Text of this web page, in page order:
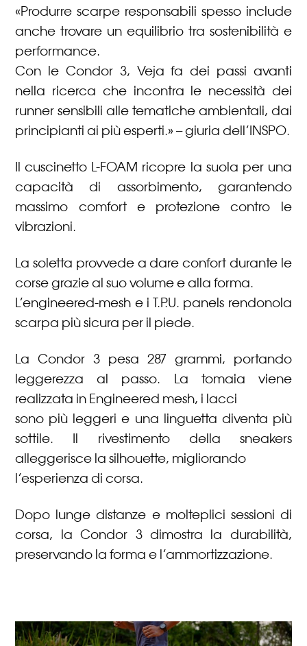
«Produrre scarpe responsabili spesso include
anche trovare un equilibrio tra sostenibilità e
performance.
Con le Condor 3, Veja fa dei passi avanti
nella ricerca che incontra le necessità dei
runner sensibili alle tematiche ambientali, dai
principianti ai più esperti.» – giuria dell’INSPO.
Il cuscinetto L-FOAM ricopre la suola per una
capacità di assorbimento, garantendo
massimo comfort e protezione contro le
vibrazioni.
La soletta provvede a dare confort durante le
corse grazie al suo volume e alla forma.
L’engineered-mesh e i T.P.U. panels rendonola
scarpa più sicura per il piede.
La Condor 3 pesa 287 grammi, portando
leggerezza al passo. La tomaia viene
realizzata in Engineered mesh, i lacci
sono più leggeri e una linguetta diventa più
sottile. Il rivestimento della sneakers
alleggerisce la silhouette, migliorando
l’esperienza di corsa.
Dopo lunge distanze e molteplici sessioni di
corsa, la Condor 3 dimostra la durabilità,
preservando la forma e l’ammortizzazione.